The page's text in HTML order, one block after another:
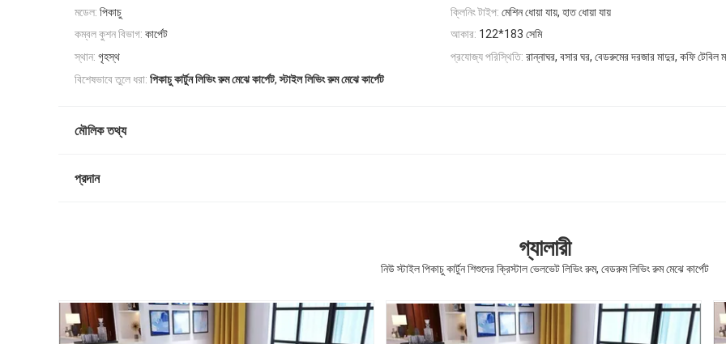
মডেল: পিকাচু ক্লিনিং টাইপ: মেশিন ধোয়া যায়, হাত ধোয়া যায়
কম্বল কুশন বিভাগ: কার্পেট আকার: 122*183 সেমি
স্থান: গৃহস্থ প্রযোজ্য পরিস্থিতি: রান্নাঘর, বসার ঘর, বেডরুমের দরজার মাদুর, কফি টেবিল
বিশেষভাবে তুলে ধরা: পিকাচু কার্টুন লিভিং রুম মেঝে কার্পেট,স্টাইল লিভিং রুম মেঝে কার্পেট
মৌলিক তথ্য
প্রদান
গ্যালারী
নিউ স্টাইল পিকাচু কার্টুন শিশুদের ক্রিস্টাল ভেলভেট লিভিং রুম, বেডরুম লিভিং রুম মেঝে কার্পেট